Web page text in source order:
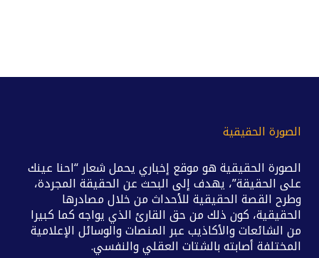
الصورة الحقيقية
الصورة الحقيقية هو موقع إخباري يحمل شعار “احنا عينك
على الحقيقة”، يهدف إلى البحث عن الحقيقة المجردة،
وطرح القصة الحقيقية للأحداث من خلال مصادرها
الحقيقية، كون ذلك من حق القارئ الذي يواجه كما كبيرا
من الشائعات والأكاذيب عبر المنصات والوسائل الإعلامية
المختلفة أصابته بالشتات العقلي والنفسي.